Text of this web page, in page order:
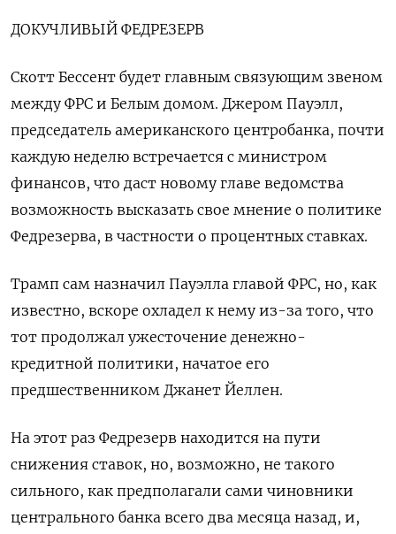
ДОКУЧЛИВЫЙ ФЕДРЕЗЕРВ
Скотт Бессент будет главным связующим звеном
между ФРС и Белым домом. Джером Пауэлл,
председатель американского центробанка, почти
каждую неделю встречается с министром
финансов, что даст новому главе ведомства
возможность высказать свое мнение о политике
Федрезерва, в частности о процентных ставках.
Трамп сам назначил Пауэлла главой ФРС, но, как
известно, вскоре охладел к нему из-за того, что
тот продолжал ужесточение денежно-
кредитной политики, начатое его
предшественником Джанет Йеллен.
На этот раз Федрезерв находится на пути
снижения ставок, но, возможно, не такого
сильного, как предполагали сами чиновники
центрального банка всего два месяца назад, и,